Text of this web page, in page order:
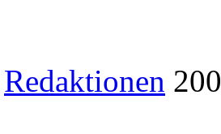
Redaktionen